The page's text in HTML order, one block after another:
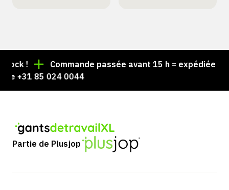
!
Commande passée avant 15 h = expédiée le
+31 85 024 0044
Partie de Plusjop